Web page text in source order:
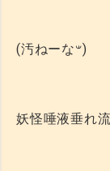
(汚ねーな‪𐤔)
妖怪唾液垂れ